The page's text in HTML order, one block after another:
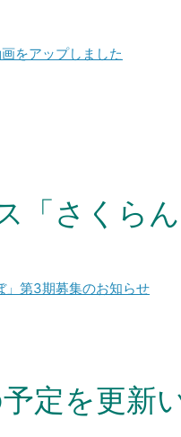
をアップしました
「さくら
」第3期募集のお知らせ
定を更新